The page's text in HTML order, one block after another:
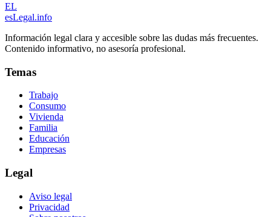
EL
esLegal.info
Información legal clara y accesible sobre las dudas más frecuentes.
Contenido informativo, no asesoría profesional.
Temas
Trabajo
Consumo
Vivienda
Familia
Educación
Empresas
Legal
Aviso legal
Privacidad